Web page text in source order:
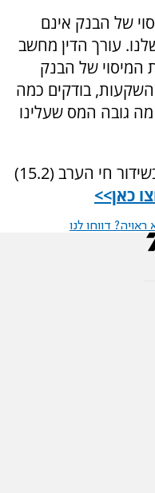
של הבנק אינם
עורך הדין מחשב
של הבנק
בודקים כמה
גובה המס שעלינו
כנס הזום הייחודי יתקיים כאמור בשידור חי הערב (15.2)
כאן>>
דווחו לנו